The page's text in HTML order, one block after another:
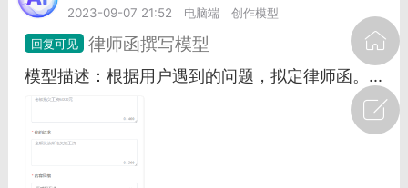
29 10:10 电脑端 智狐AI工作台
中英翻译
事想用上客户端...
2023-09-07 21:52
电脑端 创作模型
律师函撰写模型
模型描述：根据用户遇到的问题，拟定律师函。...